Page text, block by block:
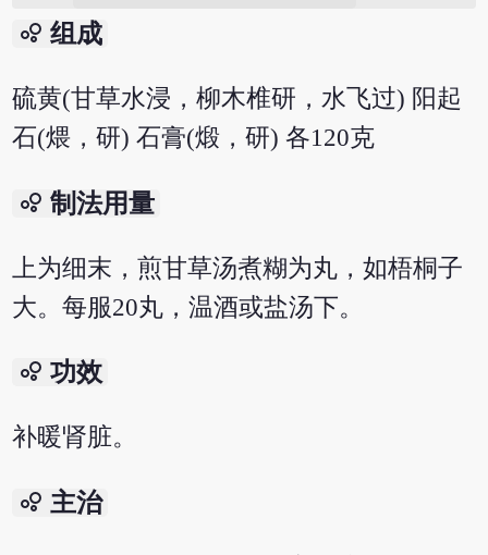
bubble_chart 组成
硫黄(甘草水浸，柳木椎研，水飞过) 阳起
石(煨，研) 石膏(煅，研) 各120克
bubble_chart 制法用量
上为细末，煎甘草汤煮糊为丸，如梧桐子
大。每服20丸，温酒或盐汤下。
bubble_chart 功效
补暖肾脏。
bubble_chart 主治